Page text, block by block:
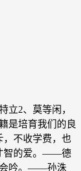
2、莫等闲，
是培育我们的良
，不收学费，也
智的爱。——德
会吟。——孙洙